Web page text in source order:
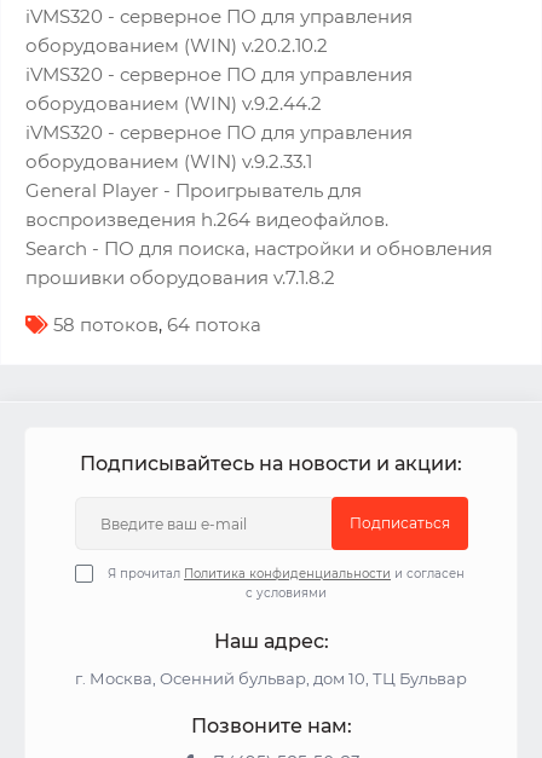
iVMS320 - серверное ПО для управления
оборудованием (WIN) v.20.2.10.2
iVMS320 - серверное ПО для управления
оборудованием (WIN) v.9.2.44.2
iVMS320 - серверное ПО для управления
оборудованием (WIN) v.9.2.33.1
General Player - Проигрыватель для
воспроизведения h.264 видеофайлов.
Search - ПО для поиска, настройки и обновления
прошивки оборудования v.7.1.8.2
58 потоков, 64 потока
Подписывайтесь на новости и акции:
Подписаться
Я прочитал Политика конфиденциальности и согласен
с условиями
Наш адрес:
г. Москва, Осенний бульвар, дом 10, ТЦ Бульвар
Позвоните нам: